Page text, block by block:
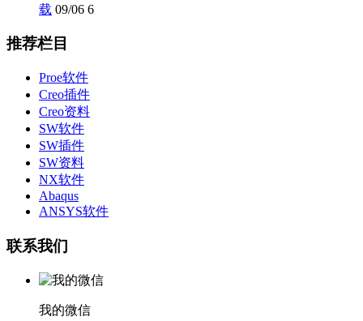
载 09/06 6
推荐栏目
Proe软件
Creo插件
Creo资料
SW软件
SW插件
SW资料
NX软件
Abaqus
ANSYS软件
联系我们
我的微信